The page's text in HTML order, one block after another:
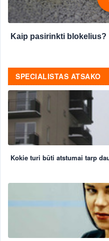
Kaip pasirinkti blokelius?
SPECIALISTAS ATSAKO
Kokie turi būti atstumai tarp